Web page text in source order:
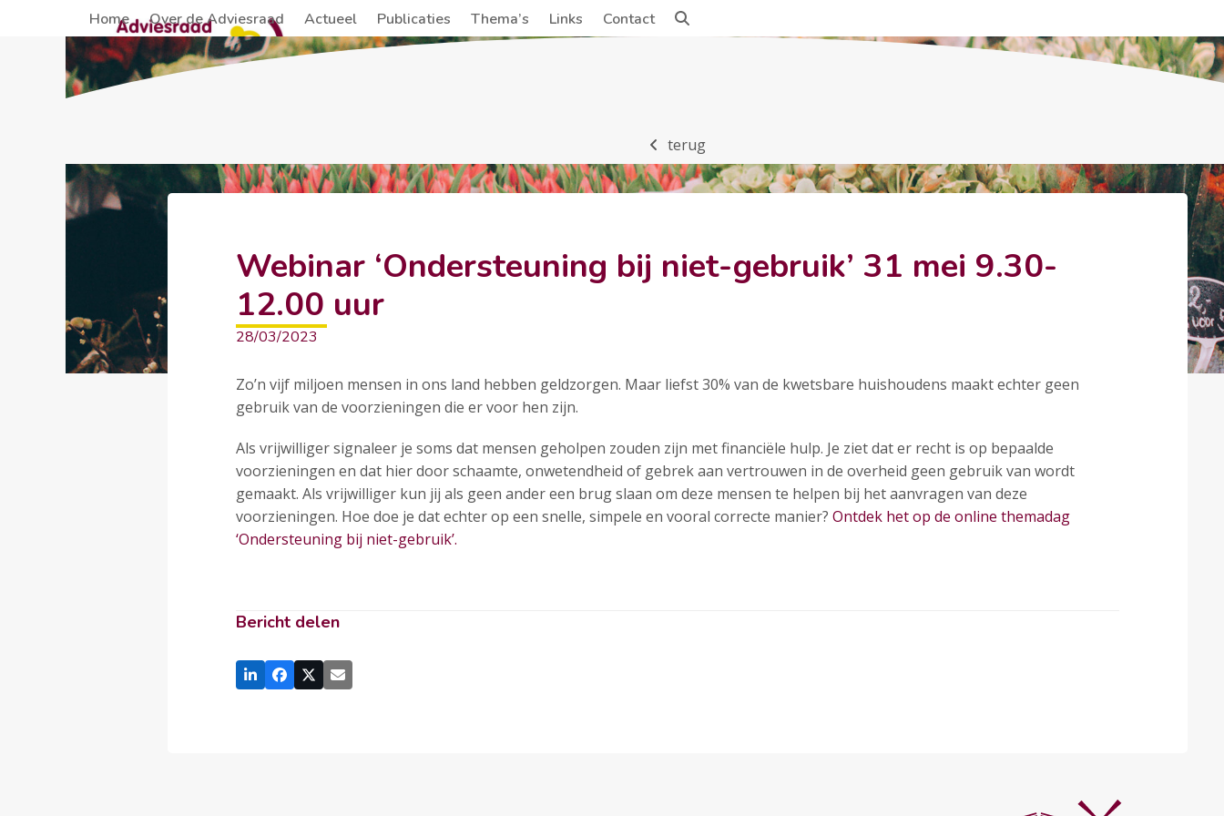
Home Over de Adviesraad Actueel Publicaties Thema’s Links Contact
terug
Webinar ‘Ondersteuning bij niet-gebruik’ 31 mei 9.30-
12.00 uur
28/03/2023
Zo’n vijf miljoen mensen in ons land hebben geldzorgen. Maar liefst 30% van de kwetsbare huishoudens maakt echter geen
gebruik van de voorzieningen die er voor hen zijn.
Als vrijwilliger signaleer je soms dat mensen geholpen zouden zijn met financiële hulp. Je ziet dat er recht is op bepaalde
voorzieningen en dat hier door schaamte, onwetendheid of gebrek aan vertrouwen in de overheid geen gebruik van wordt
gemaakt. Als vrijwilliger kun jij als geen ander een brug slaan om deze mensen te helpen bij het aanvragen van deze
voorzieningen. Hoe doe je dat echter op een snelle, simpele en vooral correcte manier? Ontdek het op de online themadag
‘Ondersteuning bij niet-gebruik’.
Bericht delen